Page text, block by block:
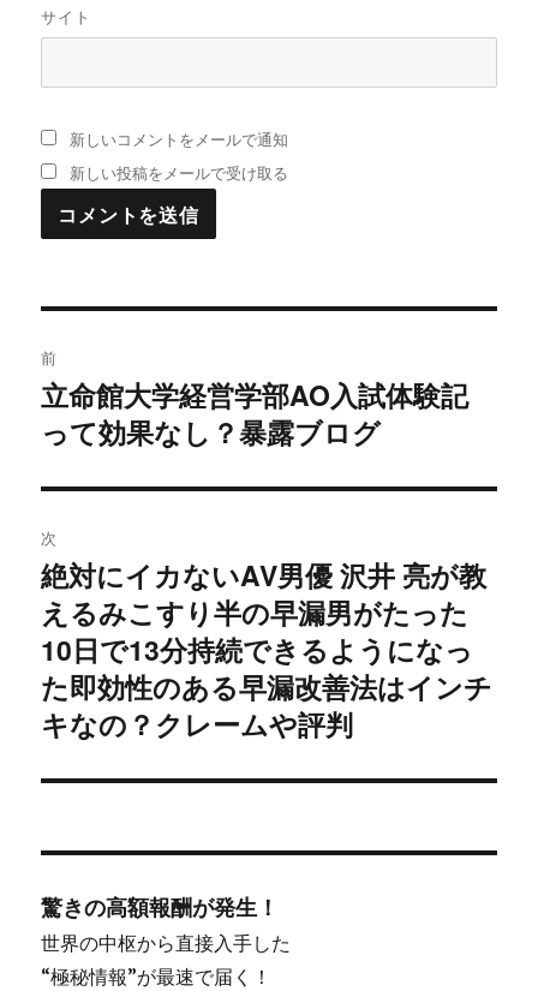
サイト
新しいコメントをメールで通知
新しい投稿をメールで受け取る
稿
ナ
ビ
ゲ
ー
シ
ョ
ン
前
過
去
投
稿:
立命館大学経営学部AO入試体験記
って効果なし？暴露ブログ
次
次
の
投
稿:
絶対にイカないAV男優 沢井 亮が教
えるみこすり半の早漏男がたった
10日で13分持続できるようになっ
た即効性のある早漏改善法はインチ
キなの？クレームや評判
驚きの高額報酬が発生！
世界の中枢から直接入手した
“極秘情報”が最速で届く！